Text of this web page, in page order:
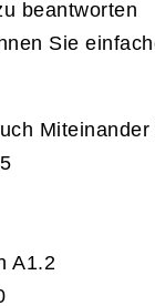
beantworten
Sie
A1.2